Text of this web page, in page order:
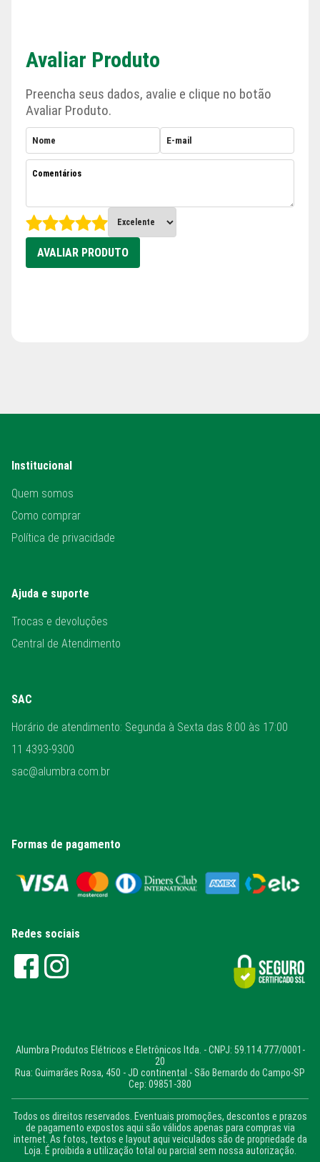
Avaliar Produto
Preencha seus dados, avalie e clique no botão
Avaliar Produto.
AVALIAR PRODUTO
Institucional
Quem somos
Como comprar
Política de privacidade
Ajuda e suporte
Trocas e devoluções
Central de Atendimento
SAC
Horário de atendimento: Segunda à Sexta das 8:00 às 17:00
11 4393-9300
sac@alumbra.com.br
Formas de pagamento
Redes sociais
Alumbra Produtos Elétricos e Eletrônicos ltda. - CNPJ: 59.114.777/0001-
20
Rua: Guimarães Rosa, 450 - JD continental - São Bernardo do Campo-SP
Cep: 09851-380
Todos os direitos reservados. Eventuais promoções, descontos e prazos
de pagamento expostos aqui são válidos apenas para compras via
internet. As fotos, textos e layout aqui veiculados são de propriedade da
Loja. É proibida a utilização total ou parcial sem nossa autorização.